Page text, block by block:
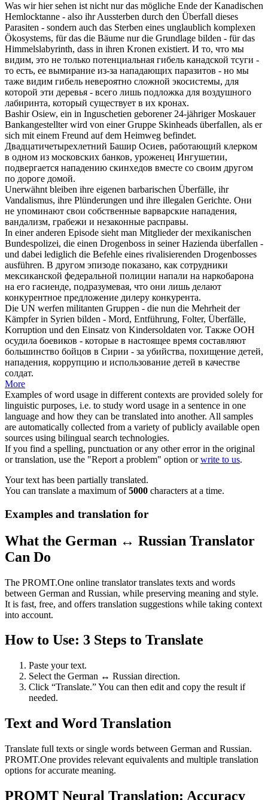
Was wir hier sehen ist nicht nur das mögliche Ende der Kanadischen
Hemlocktanne - also ihr Aussterben durch den Überfall dieses
Parasiten - sondern auch das Sterben eines unglaublich komplexen
Ökosystems, für das die Bäume nur die Grundlage bilden - für das
Himmelslabyrinth, dass in ihren Kronen existiert. И то, что мы
видим, это не только потенциальная гибель канадской тсуги -
то есть, ее вымирание из-за нападающих паразитов - но мы
таже видим гибель невероятно сложной экосистемы, для
которой эти деревья - всего лишь подложка для воздушного
лабиринта, который существует в их кронах.
Bashir Osiew, ein in Inguschetien geborener 24-jähriger Moskauer
Bankangestellter wird von einer Gruppe Skinheads überfallen, als er
sich mit einem Freund auf dem Heimweg befindet.
Двадцатичетырехлетний Башир Осиев, работающий клерком
в одном из московских банков, уроженец Ингушетии,
подвергается нападению скинхедов вместе со своим другом
по дороге домой.
Unerwähnt bleiben ihre eigenen barbarischen Überfälle, ihr
Vandalismus, ihre Plünderungen und ihre illegalen Gerichte. Они
не упоминают свои собственные варварские нападения,
вандализм, грабежи и незаконные расправы.
In einer anderen Episode sieht man Mitglieder der mexikanischen
Bundespolizei, die einen Drogenboss in seiner Hazienda überfallen -
und dabei lediglich die Befehle eines rivalisierenden Drogenbosses
ausführen. В другом эпизоде показано, как сотрудники
мексиканской федеральной полиции напали на наркобарона
на его гасиенде, подразумевая, что они лишь делают
конкурентное предложение дилеру конкурента.
Die UN werfen militanten Gruppen - die nun die Mehrheit der
Kämpfer in Syrien bilden - Mord, Entführung, Folter, Überfälle,
Korruption und den Einsatz von Kindersoldaten vor. Также ООН
осудила боевиков - которые в настоящее время составляют
большинство бойцов в Сирии - за убийства, похищение детей,
нападения, коррупцию и использование детей в качестве
солдат.
More
Examples of word usage in different contexts are provided solely for
linguistic purposes, i.e. to study word usage in a sentence in one
language and how they can be translated into another. All samples
are automatically collected from a variety of publicly available open
sources using bilingual search technologies.
If you find a spelling, punctuation or any other error in the original
or translation, use the "Report a problem" option orwrite to us.
Your text has been partially translated.
You can translate a maximum of5000 characters at a time.
Examples and translation for
What the German ↔ Russian Translator
Can Do
The PROMT.One online translator translates texts and words
between German and Russian, while preserving meaning and style.
It is fast, free, and offers translation suggestions while taking context
into account.
How to Use: 3 Steps to Translate
Paste your text.
Select the German ↔ Russian direction.
Click “Translate.” You can then edit and copy the result if
needed.
Text and Word Translation
Translate full texts or single words between German and Russian.
PROMT.One provides relevant equivalents and multiple translation
options for accurate meaning.
PROMT Neural Translation: Accuracy